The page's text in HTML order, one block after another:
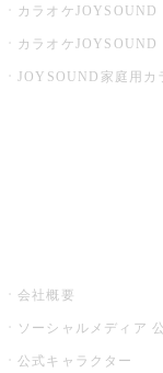
カラオケJOYSOUND
カラオケJOYSOUND
JOYSOUND家庭用カ
会社概要
ソーシャルメディア
公式キャラクター